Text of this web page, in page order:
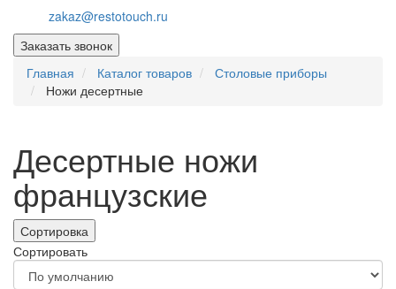
zakaz@restotouch.ru
Заказать звонок
Главная
Каталог товаров
Столовые приборы
Ножи десертные
Десертные ножи
французские
Сортировка
Сортировать